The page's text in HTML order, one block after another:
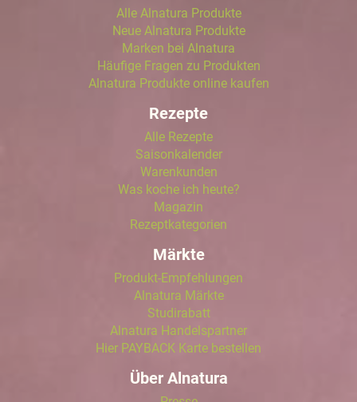
Alle Alnatura Produkte
Neue Alnatura Produkte
Marken bei Alnatura
Häufige Fragen zu Produkten
Alnatura Produkte online kaufen
Rezepte
Alle Rezepte
Saisonkalender
Warenkunden
Was koche ich heute?
Magazin
Rezeptkategorien
Märkte
Produkt-Empfehlungen
Alnatura Märkte
Studirabatt
Alnatura Handelspartner
Hier PAYBACK Karte bestellen
Über Alnatura